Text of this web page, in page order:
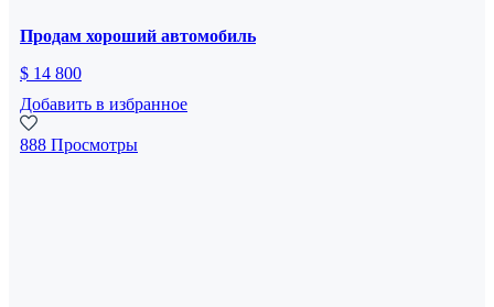
Продам хороший автомобиль
$ 14 800
Добавить в избранное
888 Просмотры